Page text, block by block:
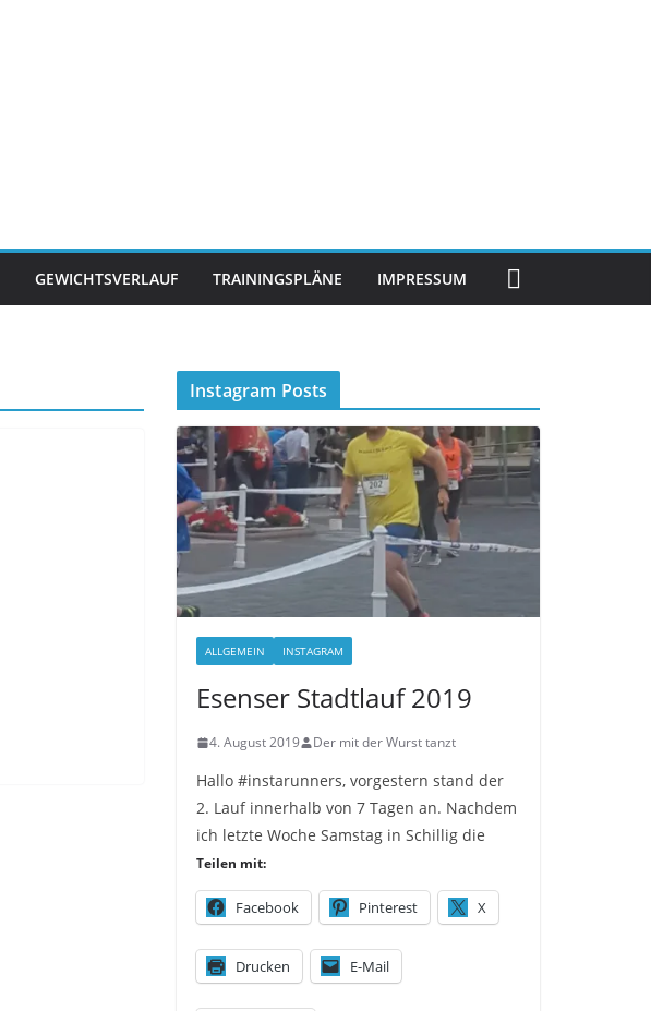
GEWICHTSVERLAUF TRAININGSPLÄNE IMPRESSUM
Instagram Posts
ALLGEMEIN INSTAGRAM
Esenser Stadtlauf 2019
4. August 2019 Der mit der Wurst tanzt
Hallo #instarunners, vorgestern stand der
2. Lauf innerhalb von 7 Tagen an. Nachdem
ich letzte Woche Samstag in Schillig die
Teilen mit:
Facebook Pinterest X
Drucken E-Mail